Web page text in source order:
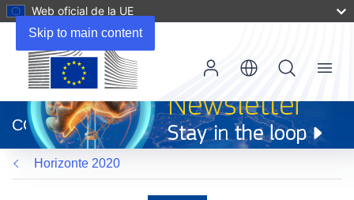
Skip to main content
Web oficial de la UE
abrirá
en
una
nueva
ventana)
CORDIS
Menu
Horizonte 2020